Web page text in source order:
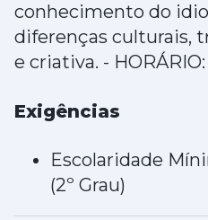
conhecimento do
diferenças culturais,
e criativa. -
Exigências
Escolaridade
(2º Grau)